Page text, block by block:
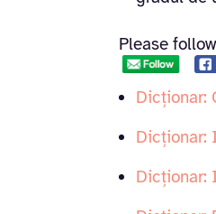
Please
Dicționar:
Dicționar:
Dicționar: